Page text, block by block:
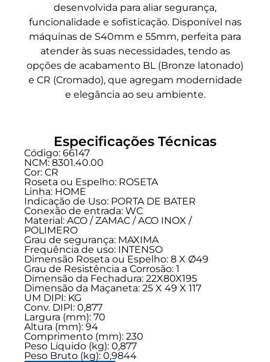
desenvolvida para aliar segurança,
funcionalidade e sofisticação. Disponível nas
máquinas de S40mm e 55mm, perfeita para
atender às suas necessidades, tendo as
opções de acabamento BL (Bronze latonado)
e CR (Cromado), que agregam modernidade
e elegância ao seu ambiente.
Especificações Técnicas
Código: 66147
NCM: 8301.40.00
Cor: CR
Roseta ou Espelho: ROSETA
Linha: HOME
Indicação de Uso: PORTA DE BATER
Conexão de entrada: WC
Material: ACO / ZAMAC / ACO INOX /
POLIMERO
Grau de segurança: MAXIMA
Frequência de uso: INTENSO
Dimensão Roseta ou Espelho: 8 X Ø49
Grau de Resistência a Corrosão: 1
Dimensão da Fechadura: 22X80X195
Dimensão da Maçaneta: 25 X 49 X 117
UM DIPI: KG
Conv. DIPI: 0,877
Largura (mm): 70
Altura (mm): 94
Comprimento (mm): 230
Peso Líquido (kg): 0,877
Peso Bruto (kg): 0,9844